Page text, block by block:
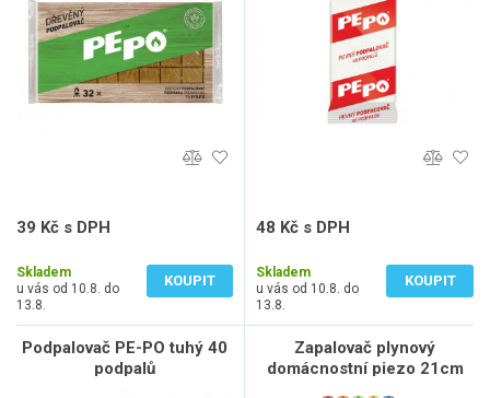
39 Kč s DPH
Skladem
u vás od 10.8. do
13.8.
KOUPIT
48 Kč s DPH
Skladem
u vás od 10.8. do
13.8.
KOUPIT
Podpalovač PE-PO tuhý 40
podpalů
Zapalovač plynový
domácnostní piezo 21cm